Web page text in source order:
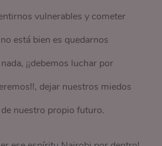
vulnerables y cometer
está bien es quedarnos
¡¡debemos luchar por
dejar nuestros miedos
nuestro propio futuro.